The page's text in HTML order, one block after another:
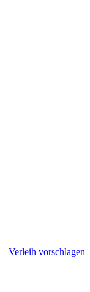
Verleih vorschlagen